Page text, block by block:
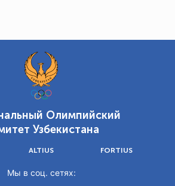
Олимпийский
Узбекистана
ALTIUS FORTIUS
Мы в соц. сетях: